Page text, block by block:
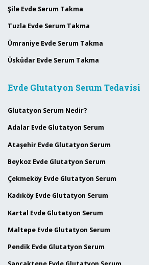
Şile Evde Serum Takma
Tuzla Evde Serum Takma
Ümraniye Evde Serum Takma
Üsküdar Evde Serum Takma
Evde Glutatyon Serum Tedavisi
Glutatyon Serum Nedir?
Adalar Evde Glutatyon Serum
Ataşehir Evde Glutatyon Serum
Beykoz Evde Glutatyon Serum
Çekmeköy Evde Glutatyon Serum
Kadıköy Evde Glutatyon Serum
Kartal Evde Glutatyon Serum
Maltepe Evde Glutatyon Serum
Pendik Evde Glutatyon Serum